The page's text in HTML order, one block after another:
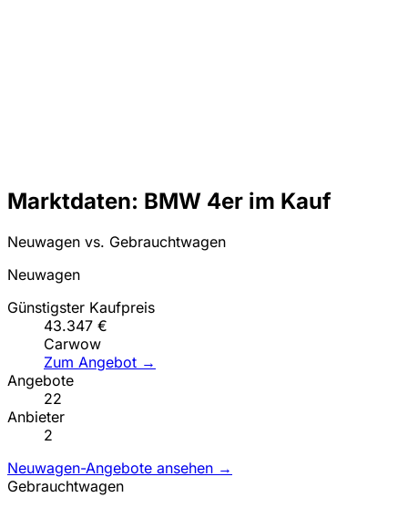
Marktdaten: BMW 4er im Kauf
Neuwagen vs. Gebrauchtwagen
Neuwagen
Günstigster Kaufpreis
43.347 €
Carwow
Zum Angebot →
Angebote
22
Anbieter
2
Neuwagen-Angebote ansehen →
Gebrauchtwagen